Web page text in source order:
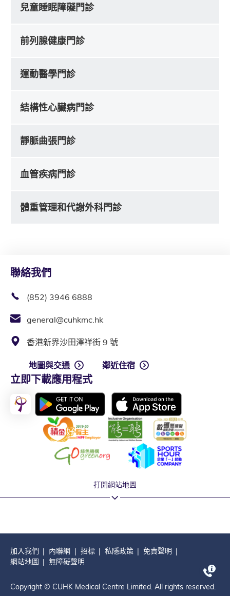
兒童睡眠障礙門診
前列腺健康門診
運動醫學門診
結構性心臟病門診
靜脈曲張門診
血管疾病門診
體重管理和代謝外科門診
聯絡我們
(852) 3946 6888
general@cuhkmc.hk
香港新界沙田澤祥街 9 號
地圖與交通 鄰近住宿
立即下載應用程式
打開網站地圖
加入我們 內聯網 招標 私隱政策
免責聲明
網站地圖
無障礙聲明
Copyright © CUHK Medical Centre Limited. All rights reserved.